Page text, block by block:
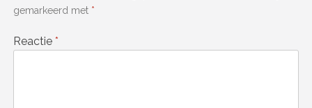
gemarkeerd met *
Reactie *